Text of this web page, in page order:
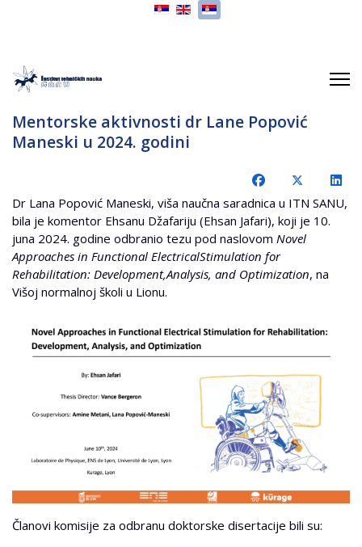
Izaberite vaš jezik
Mentorske aktivnosti dr Lane Popović
Maneski u 2024. godini
Dr Lana Popović Maneski, viša naučna saradnica u ITN SANU,
bila je komentor Ehsanu Džafariju (Ehsan Jafari), koji je 10.
juna 2024. godine odbranio tezu pod naslovom Novel
Approaches in Functional ElectricalStimulation for
Rehabilitation: Development,Analysis, and Optimization, na
Višoj normalnoj školi u Lionu.
Članovi komisije za odbranu doktorske disertacije bili su: